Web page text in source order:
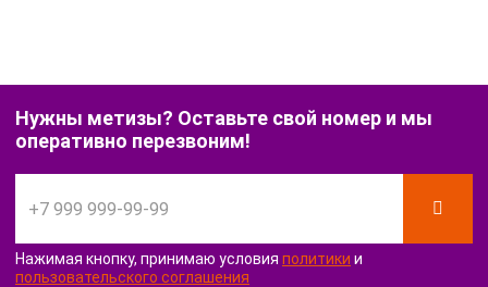
Нужны метизы? Оставьте свой номер и мы
оперативно перезвоним!
Нажимая кнопку, принимаю условия политики и
пользовательского соглашения